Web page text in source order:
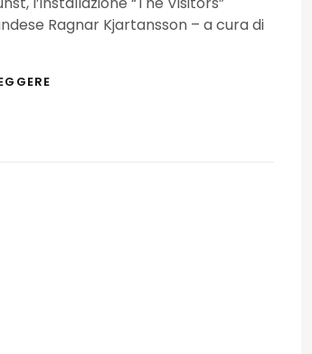
Ragnar Kjartansson – a cura di